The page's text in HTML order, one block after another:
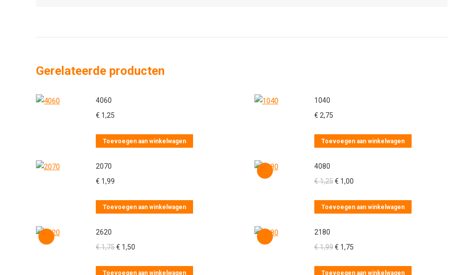
Gerelateerde producten
4060
€ 1,25
Toevoegen aan winkelwagen
1040
€ 2,75
Toevoegen aan winkelwagen
2070
€ 1,99
Toevoegen aan winkelwagen
4080
€1,25 Oorspronkelijke
was:
€ 1,00Huidige
is:
Toevoegen aan winkelwagen
2620
€1,75Oorspronkelijke
was:
€ 1,50
is:
Toevoegen aan winkelwagen
2180
€1,99 Oorspronkelijke
was:
€ 1,75Huidige
is:
Toevoegen aan winkelwagen